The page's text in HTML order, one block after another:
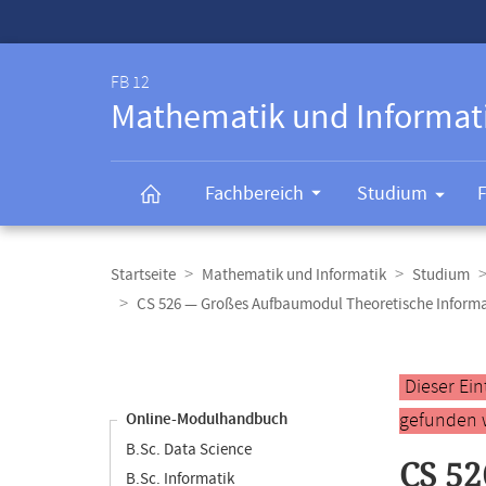
FB 12
Mathematik und
Fachbereich Studium
Navigation
Startseite Mathematik und Informatik Studium
CS 526 — Großes Aufbaumodul Theoretische
Online-Modulhandbuch
B.Sc. Data Science
B.Sc. Informatik
Hauptinhalt
Dieser
gefunden
CS